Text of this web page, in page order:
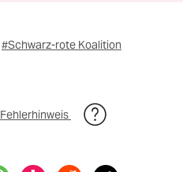
#Schwarz-rote Koalition
Fehlerhinweis